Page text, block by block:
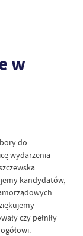
w
do
wydarzenia
kandydatów,
czy pełniły